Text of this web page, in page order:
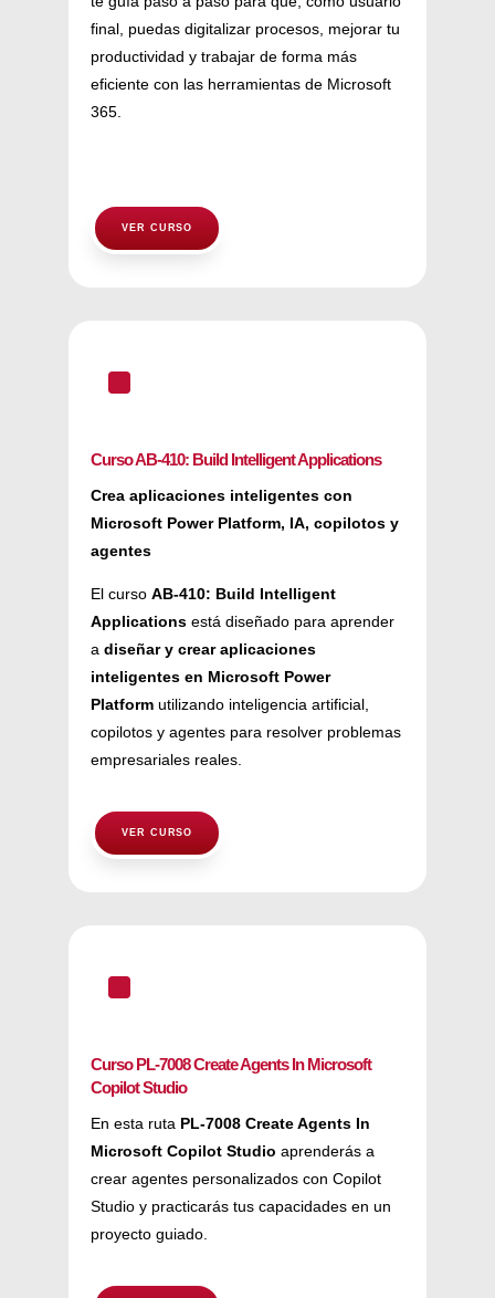
final, puedas digitalizar procesos, mejorar tu
productividad y trabajar de forma más
eficiente con las herramientas de Microsoft
365.
VER CURSO
^
Curso AB-410: Build Intelligent Applications
Crea aplicaciones inteligentes con
Microsoft Power Platform, IA, copilotos y
agentes
El curso AB-410: Build Intelligent
Applications está diseñado para aprender
a diseñar y crear aplicaciones
inteligentes en Microsoft Power
Platform utilizando inteligencia artificial,
copilotos y agentes para resolver problemas
empresariales reales.
VER CURSO
^
Curso PL-7008 Create Agents In Microsoft
Copilot Studio
En esta ruta PL-7008 Create Agents In
Microsoft Copilot Studio aprenderás a
crear agentes personalizados con Copilot
Studio y practicarás tus capacidades en un
proyecto guiado.